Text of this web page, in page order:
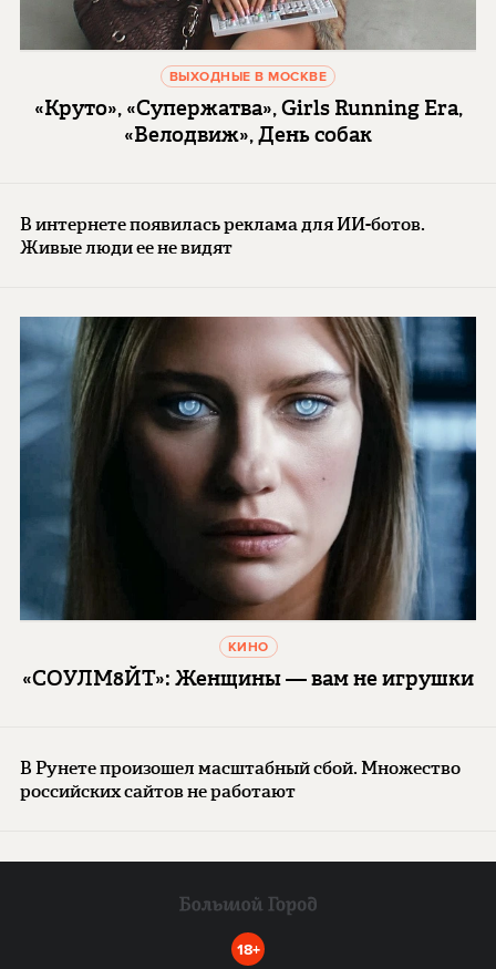
ВЫХОДНЫЕ В МОСКВЕ
«Круто», «Супержатва», Girls Running Era,
«Велодвиж», День собак
В интернете появилась реклама для ИИ-ботов.
Живые люди ее не видят
КИНО
«СОУЛМ8ЙТ»: Женщины — вам не игрушки
В Рунете произошел масштабный сбой. Множество
российских сайтов не работают
18+